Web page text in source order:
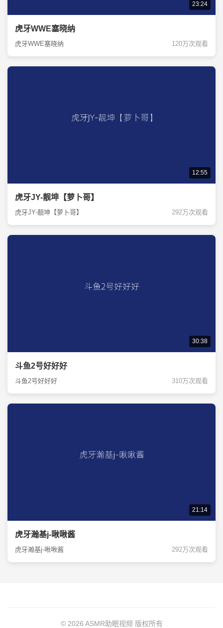
23:24
虎牙WWE塞晓纳
虎牙WWE塞晓纳 120万次观看
12:55
虎牙JY-靓坤【萝卜哥】
虎牙JY-靓坤【萝卜哥】 292万次观看
30:38
斗鱼2号好好好
斗鱼2号好好好 310万次观看
21:14
虎牙瀚基j-啾啾酱
虎牙瀚基j-啾啾酱 292万次观看
© 2026 ASMR助眠视频 版权所有